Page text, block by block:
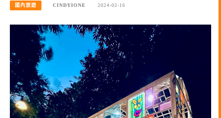
國內旅遊 CINDYIONE 2024-02-16